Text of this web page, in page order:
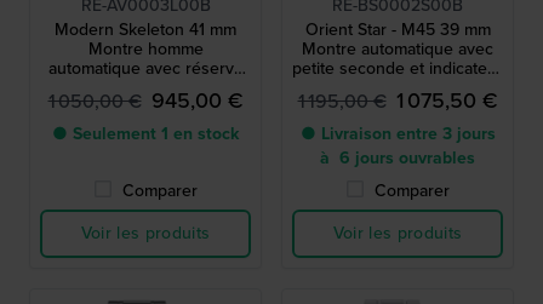
RE-AV0003L00B
Modern Skeleton 41 mm
Montre homme
automatique avec réserve
de marche
1 050,00 € 945,00 €
● Seulement 1 en stock
Comparer
Voir les produits
RE-BS0002S00B
Orient Star - M45 39 mm
Montre automatique avec
petite seconde et indicateur
de réserve de marche
1 195,00 € 1 075,50 €
● Livraison entre 3 jours
à 6 jours ouvrables
Comparer
Voir les produits